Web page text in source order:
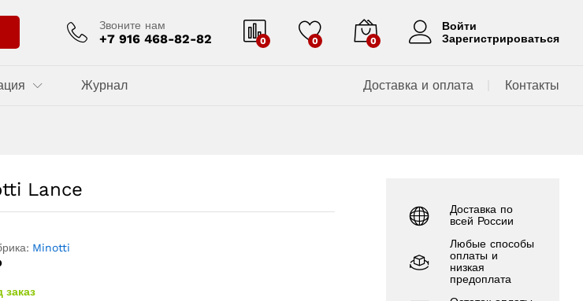
Звоните нам
+7 916 468-82-82 0 0 0
Войти
Зарегистрироваться
Журнал Доставка и оплата Контакты
Lance
Minotti
заказ
Доставка по
всей России
Любые способы
оплаты и
низкая
предоплата